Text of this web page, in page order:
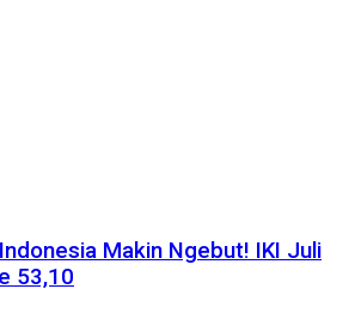
Makin Ngebut! IKI Juli
53,10